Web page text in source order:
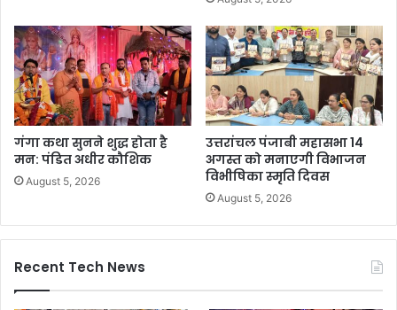
गंगा कथा सुनने शुद्ध होता है
मन: पंडित अधीर कौशिक
August 5, 2026
उत्तरांचल पंजाबी महासभा 14
अगस्त को मनाएगी विभाजन
विभीषिका स्मृति दिवस
August 5, 2026
Recent Tech News